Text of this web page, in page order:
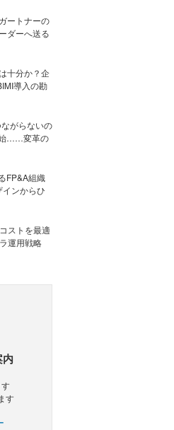
ートナーの
ダーへ送る
十分か？企
導入の勘
がらないの
……変革の
FP&A組織
ンからひ
ストを最適
運用戦略
す